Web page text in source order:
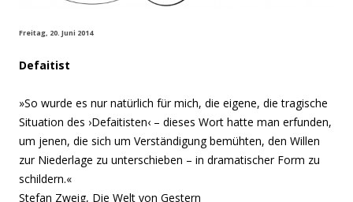
Freitag, 20. Juni 2014
Defaitist
»So wurde es nur natürlich für mich, die eigene, die tragische
Situation des ›Defaitisten‹ – dieses Wort hatte man erfunden,
um jenen, die sich um Verständigung bemühten, den Willen
zur Niederlage zu unterschieben – in dramatischer Form zu
schildern.«
Stefan Zweig, Die Welt von Gestern